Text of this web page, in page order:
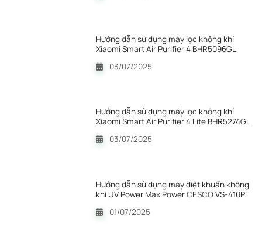
Hướng dẫn sử dụng máy lọc không khí
Xiaomi Smart Air Purifier 4 BHR5096GL
03/07/2025
Hướng dẫn sử dụng máy lọc không khí
Xiaomi Smart Air Purifier 4 Lite BHR5274GL
03/07/2025
Hướng dẫn sử dụng máy diệt khuẩn không
khí UV Power Max Power CESCO VS-410P
01/07/2025